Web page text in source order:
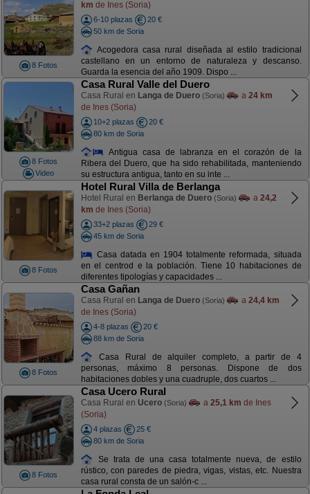
8 Fotos
km de Ines (Soria)
6-10 plazas
20 €
50 km de Soria
Acogedora casa rural diseñada al estilo tradicional
castellano en un entorno de naturaleza y descanso.
Guarda la esencia del año 1909. Dispo ...
8 Fotos
Video
Casa Rural Valle del Duero
Casa Rural en Langa de Duero (Soria) a 24 km
de Ines (Soria)
10+2 plazas
20 €
80 km de Soria
Antigua casa de labranza en el corazón de la
Ribera del Duero, que ha sido rehabilitada, manteniendo
su estructura antigua, tanto en su inte ...
8 Fotos
Hotel Rural Villa de Berlanga
Hotel Rural en Berlanga de Duero (Soria) a 24,2
km de Ines (Soria)
33+2 plazas
29 €
45 km de Soria
Casa datada en 1904 totalmente reformada, situada
en el centrod e la población. Tiene 10 habitaciones de
diferentes tipologías y capacidades ...
8 Fotos
Casa Gañan
Casa Rural en Langa de Duero (Soria) a 24,4 km
de Ines (Soria)
4-8 plazas
20 €
88 km de Soria
Casa Rural de alquiler completo, a partir de 4
personas, máximo 8 personas. Dispone de dos
habitaciones dobles y una cuadruple, dos cuartos ...
8 Fotos
Casa Ucero Rural
Casa Rural en Ucero (Soria) a 25,1 km de Ines
(Soria)
4 plazas
25 €
80 km de Soria
Se trata de una casa totalmente nueva, de estilo
rústico, con paredes de piedra, vigas, vistas, etc. Nuestra
casa rural consta de un salón-c ...